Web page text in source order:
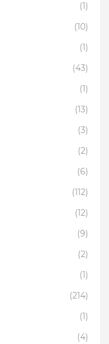
(1)
(10)
(1)
(43)
(1)
(13)
(3)
(2)
(6)
(112)
(12)
(9)
(2)
(1)
(214)
(1)
(4)